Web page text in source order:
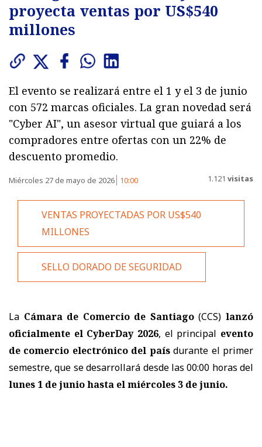
proyecta ventas por US$540
millones
El evento se realizará entre el 1 y el 3 de junio
con 572 marcas oficiales. La gran novedad será
"Cyber AI", un asesor virtual que guiará a los
compradores entre ofertas con un 22% de
descuento promedio.
Miércoles 27 de mayo de 2026 10:00 1.121 visitas
VENTAS PROYECTADAS POR US$540
MILLONES
SELLO DORADO DE SEGURIDAD
La Cámara de Comercio de Santiago(CCS)lanzó
oficialmente el CyberDay 2026, el principal evento
de comercio electrónico del paísdurante el primer
semestre, que se desarrollará desde las 00:00 horas del
lunes 1 de junio hasta el miércoles 3 de junio.